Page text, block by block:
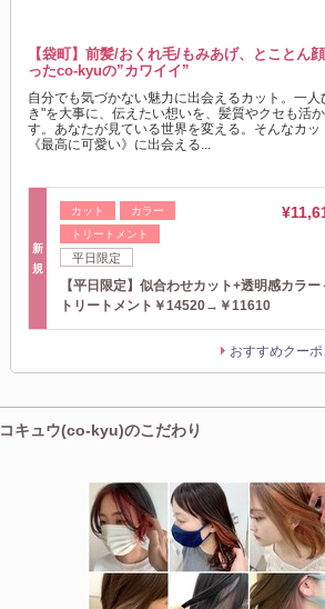
【袋町】前髪/おくれ毛/もみあげ、とことん
ったco-kyuの”カワイイ”
自分でも気づかない魅力に出会えるカット。一人
き"を大事に、伝えたい想いを、髪質やクセも活
す。あなたが見ている世界を変える。そんなカッ
《最高に可愛い》に出会える...
新
規
カット
カラー
トリートメント
平日限定
【平日限定】似合わせカット+透明感カラー
トリートメント￥14520→￥11610
おすすめクー
コキュウ(co-kyu)のこだわり